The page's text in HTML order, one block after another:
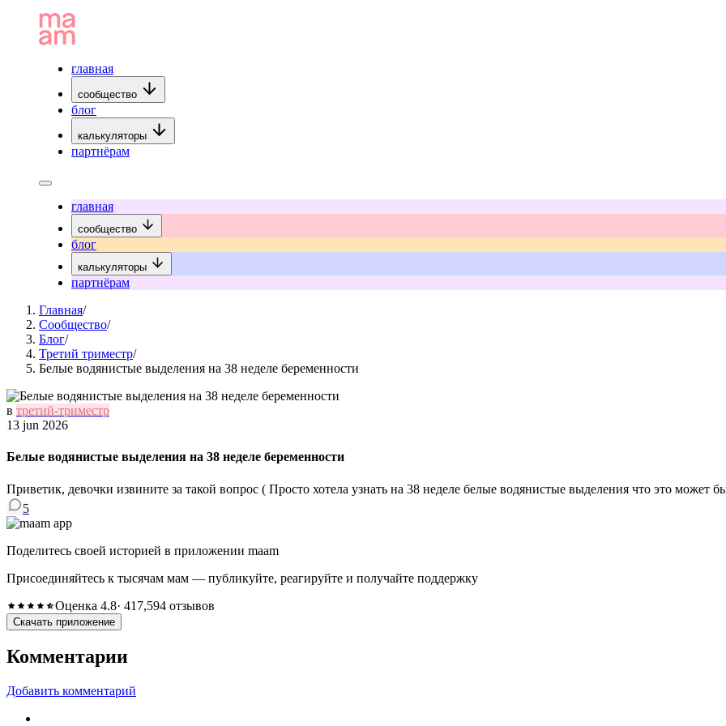
главная
сообщество
блог
калькуляторы
партнёрам
главная
сообщество
блог
калькуляторы
партнёрам
Главная/
Сообщество/
Блог/
Третий триместр/
Белые водянистые выделения на 38 неделе беременности
в третий-триместр
13 jun 2026
Белые водянистые выделения на 38 неделе беременности
Приветик, девочки извините за такой вопрос ( Просто хотела узнать на 38 неделе белые водянистые выделения что это может
5
Поделитесь своей историей в приложении maam
Присоединяйтесь к тысячам мам — публикуйте, реагируйте и получайте поддержку
Оценка 4.8· 417,594 отзывов
Скачать приложение
Комментарии
Добавить комментарий